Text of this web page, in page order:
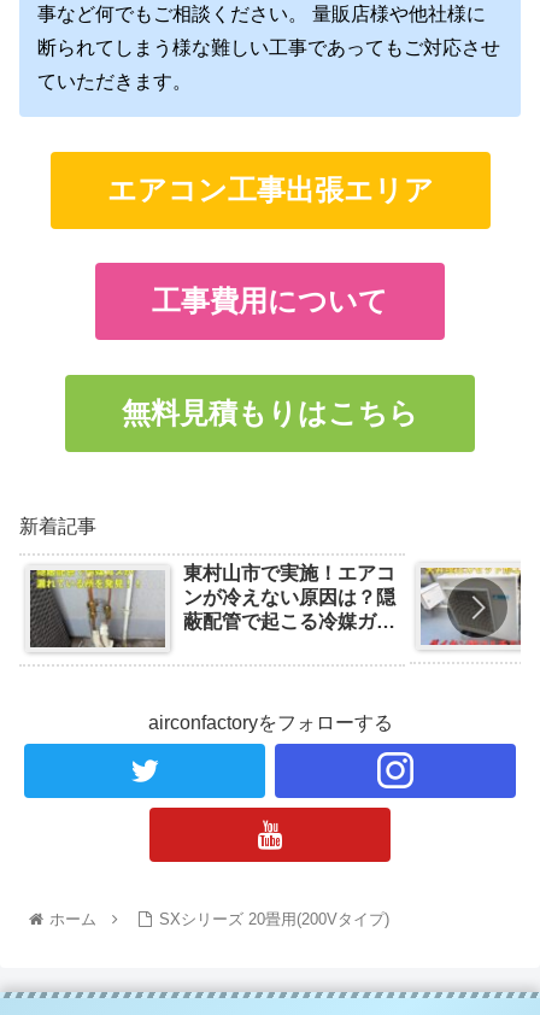
事など何でもご相談ください。 量販店様や他社様に
断られてしまう様な難しい工事であってもご対応させ
ていただきます。
エアコン工事出張エリア
工事費用について
無料見積もりはこちら
新着記事
東村山市で実施！エアコ
ンが冷えない原因は？隠
蔽配管で起こる冷媒ガス
airconfactoryをフォローする
ホーム SXシリーズ 20畳用(200Vタイプ)